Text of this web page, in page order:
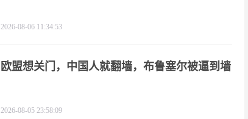
2026-08-06 11:34:53
欧盟想关门，中国人就翻墙，布鲁塞尔被逼到墙
2026-08-05 23:58:09